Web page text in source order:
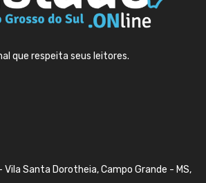
que respeita seus leitores.
Vila Santa Dorotheia, Campo Grande - MS,